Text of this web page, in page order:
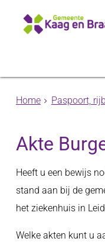
Home Paspoort,
Akte
Heeft u een bewijs
stand aan bij de
het ziekenhuis in
Welke akten kunt u